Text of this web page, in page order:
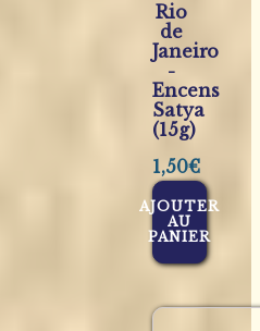
Rio
de
Janeiro
-
Encens
Satya
(15g)
1,50€
AJOUTER
AU
PANIER